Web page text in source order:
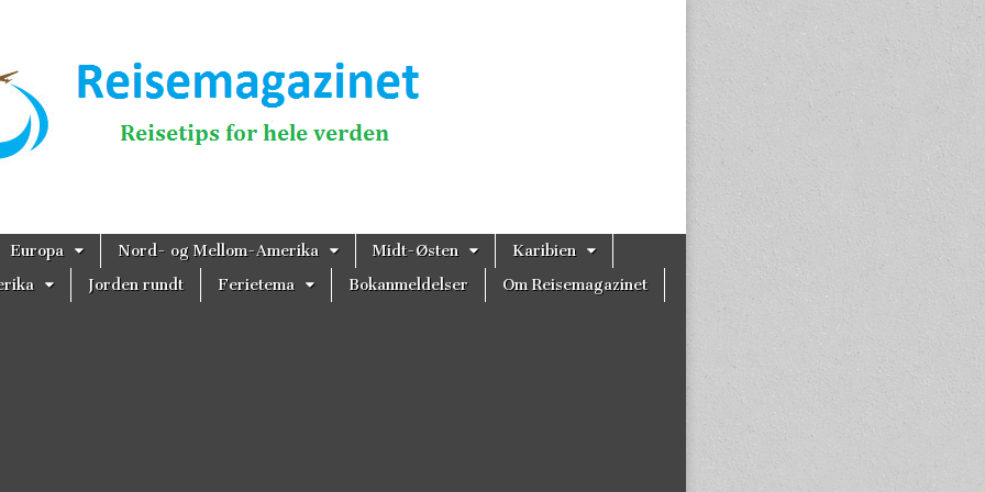
Europa Nord- og Mellom-Amerika Midt-Østen
Karibien
Jorden rundt Ferietema Bokanmeldelser Om Reisemagazinet